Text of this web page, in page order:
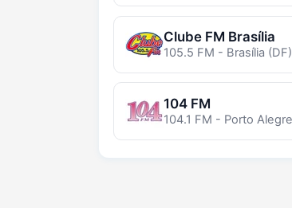
Clube FM Brasília
105.5 FM - Brasília (DF)
104 FM
104.1 FM - Porto